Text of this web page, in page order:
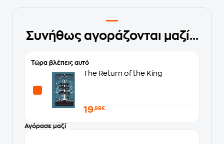
Συνήθως αγοράζονται μαζί...
Τώρα βλέπεις αυτό
The Return of the King
19,99€
Αγόρασε μαζί